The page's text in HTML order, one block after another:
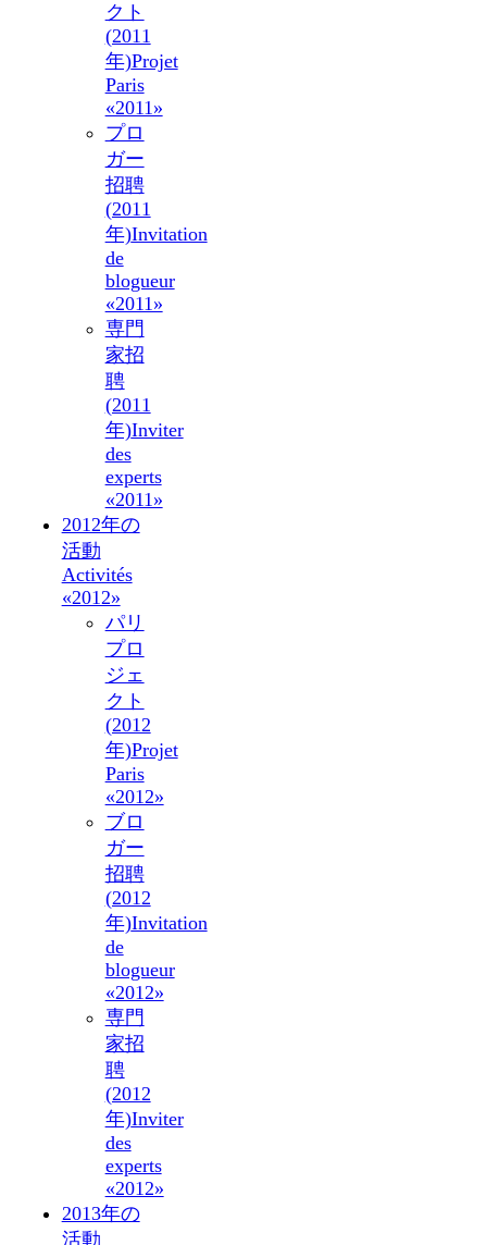
クト
(2011
年)Projet
Paris
«2011»
プロ
ガー
招聘
(2011
年)Invitation
de
blogueur
«2011»
専門
家招
聘
(2011
年)Inviter
des
experts
«2011»
2012年の
活動
Activités
«2012»
パリ
プロ
ジェ
クト
(2012
年)Projet
Paris
«2012»
ブロ
ガー
招聘
(2012
年)Invitation
de
blogueur
«2012»
専門
家招
聘
(2012
年)Inviter
des
experts
«2012»
2013年の
活動